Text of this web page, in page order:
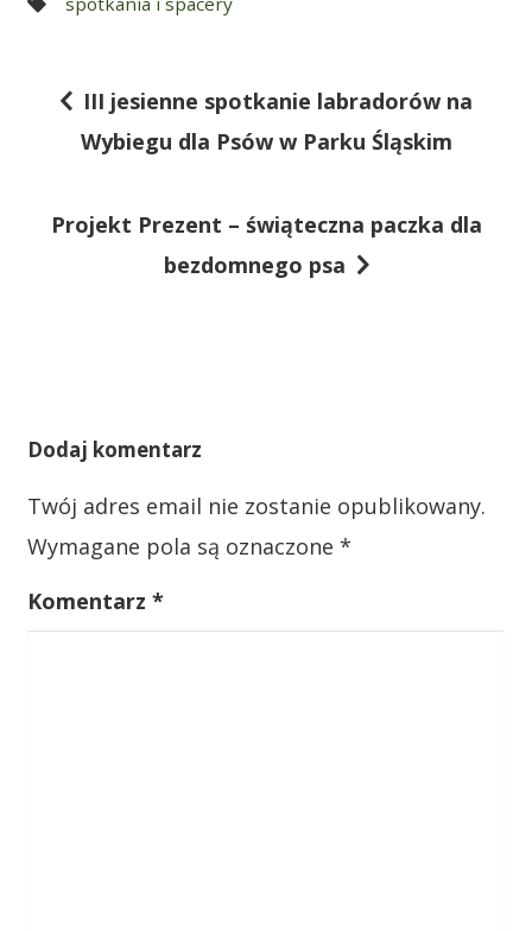
a
p
i
s
u
III jesienne spotkanie labradorów na
Wybiegu dla Psów w Parku Śląskim
Projekt Prezent – świąteczna paczka dla
bezdomnego psa
Dodaj komentarz
Twój adres email nie zostanie opublikowany.
Wymagane pola są oznaczone *
Komentarz *